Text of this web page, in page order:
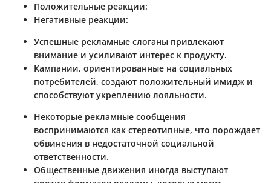
Положительные реакции:
Негативные реакции:
Успешные рекламные слоганы привлекают
внимание и усиливают интерес к продукту.
Кампании, ориентированные на социальных
потребителей, создают положительный имидж и
способствуют укреплению лояльности.
Некоторые рекламные сообщения
воспринимаются как стереотипные, что порождает
обвинения в недостаточной социальной
ответственности.
Общественные движения иногда выступают